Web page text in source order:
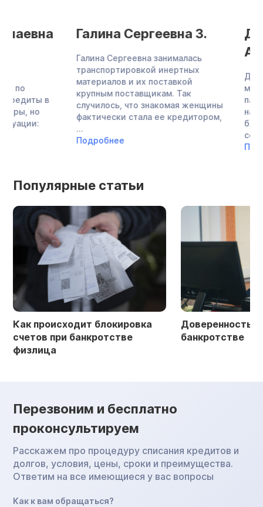
Галина Сергеевна З.
Галина Сергеевна занималась
транспортировкой инертных
материалов и их поставкой
крупным поставщикам. Так
случилось, что знакомая женщины
фактически стала ее кредитором,
...
Дмитрий
Дмитрий
многодетный
пастор
настоящее время
социальной
Популярные статьи
Как происходит блокировка
счетов при банкротстве
физлица
Доверенность
банкротстве
Перезвоним и бесплатно
проконсультируем
Расскажем про процедуру списания кредитов и
долгов, условия, цены, сроки и преимущества.
Ответим на все имеющиеся у вас вопросы
Как к вам обращаться?